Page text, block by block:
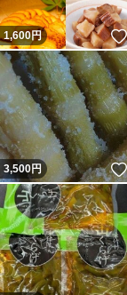
1,600円
3,500円